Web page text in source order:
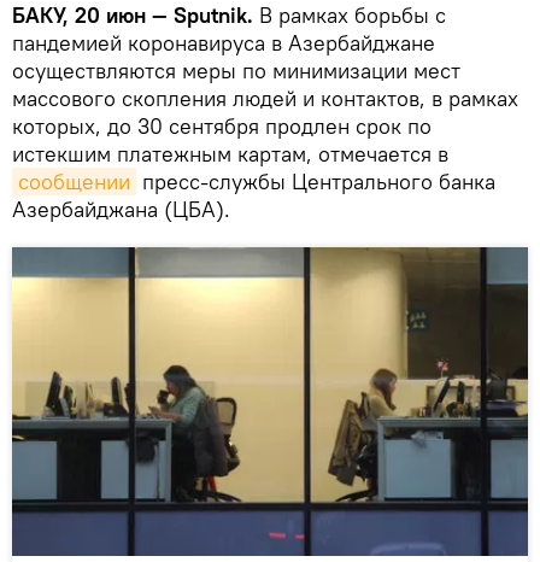
БАКУ, 20 июн — Sputnik. В рамках борьбы с
пандемией коронавируса в Азербайджане
осуществляются меры по минимизации мест
массового скопления людей и контактов, в рамках
которых, до 30 сентября продлен срок по
истекшим платежным картам, отмечается в
сообщении пресс-службы Центрального банка
Азербайджана (ЦБА).